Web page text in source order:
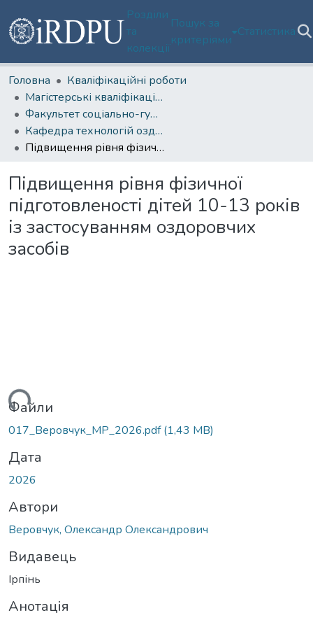
Розділи
та
колекції
Пошук за
критеріями
Статистика
Головна
Кваліфікаційні роботи
Магістерські кваліфікаційні роботи
Факультет соціально-гуманітарних технологій, спорту та реабілітації
Кафедра технологій оздоровлення та фізкультурно-спортивної реабілітації
Підвищення рівня фізичної підготовленості дітей 10-13 років із застосуванням оздоровчих засобів
Підвищення рівня фізичної
підготовленості дітей 10-13 років
із застосуванням оздоровчих
засобів
Файли
017_Веровчук_МР_2026.pdf(1,43 MB)
Дата
2026
Автори
Веровчук, Олександр Олександрович
Видавець
Ірпінь
Анотація